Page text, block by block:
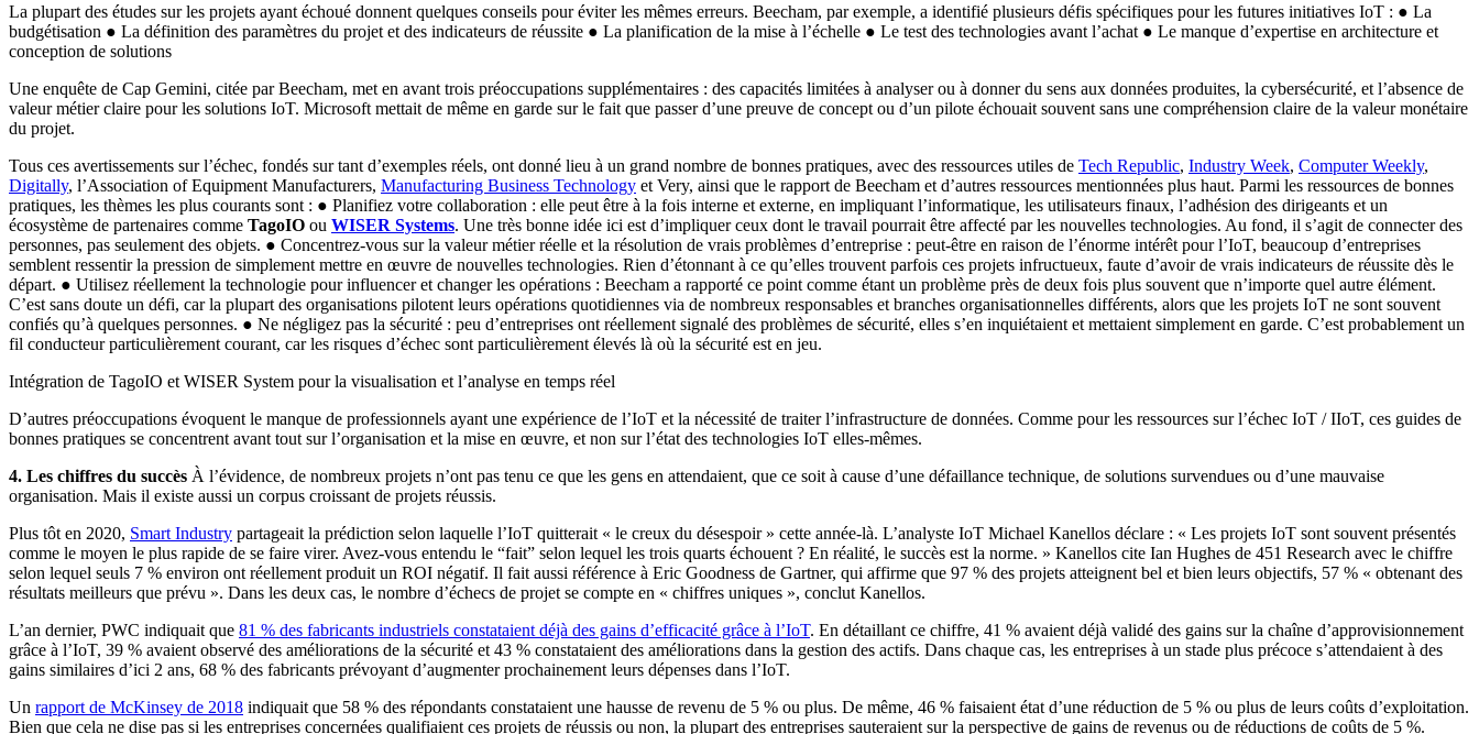
La plupart des études sur les projets ayant échoué donnent quelques conseils pour éviter les mêmes erreurs. Beecham, par exemple, a identifié plusieurs défis spécifiques pour les futures initiatives IoT : ● La
budgétisation ● La définition des paramètres du projet et des indicateurs de réussite ● La planification de la mise à l’échelle ● Le test des technologies avant l’achat ● Le manque d’expertise en architecture et
conception de solutions
Une enquête de Cap Gemini, citée par Beecham, met en avant trois préoccupations supplémentaires : des capacités limitées à analyser ou à donner du sens aux données produites, la cybersécurité, et l’absence de
valeur métier claire pour les solutions IoT. Microsoft mettait de même en garde sur le fait que passer d’une preuve de concept ou d’un pilote échouait souvent sans une compréhension claire de la valeur monétaire
du projet.
Tous ces avertissements sur l’échec, fondés sur tant d’exemples réels, ont donné lieu à un grand nombre de bonnes pratiques, avec des ressources utiles de Tech Republic, Industry Week, Computer Weekly,
Digitally, l’Association of Equipment Manufacturers, Manufacturing Business Technology et Very, ainsi que le rapport de Beecham et d’autres ressources mentionnées plus haut. Parmi les ressources de bonnes
pratiques, les thèmes les plus courants sont : ● Planifiez votre collaboration : elle peut être à la fois interne et externe, en impliquant l’informatique, les utilisateurs finaux, l’adhésion des dirigeants et un
écosystème de partenaires comme TagoIO ou WISER Systems. Une très bonne idée ici est d’impliquer ceux dont le travail pourrait être affecté par les nouvelles technologies. Au fond, il s’agit de connecter des
personnes, pas seulement des objets. ● Concentrez-vous sur la valeur métier réelle et la résolution de vrais problèmes d’entreprise : peut-être en raison de l’énorme intérêt pour l’IoT, beaucoup d’entreprises
semblent ressentir la pression de simplement mettre en œuvre de nouvelles technologies. Rien d’étonnant à ce qu’elles trouvent parfois ces projets infructueux, faute d’avoir de vrais indicateurs de réussite dès le
départ. ● Utilisez réellement la technologie pour influencer et changer les opérations : Beecham a rapporté ce point comme étant un problème près de deux fois plus souvent que n’importe quel autre élément.
C’est sans doute un défi, car la plupart des organisations pilotent leurs opérations quotidiennes via de nombreux responsables et branches organisationnelles différents, alors que les projets IoT ne sont souvent
confiés qu’à quelques personnes. ● Ne négligez pas la sécurité : peu d’entreprises ont réellement signalé des problèmes de sécurité, elles s’en inquiétaient et mettaient simplement en garde. C’est probablement un
fil conducteur particulièrement courant, car les risques d’échec sont particulièrement élevés là où la sécurité est en jeu.
Intégration de TagoIO et WISER System pour la visualisation et l’analyse en temps réel
D’autres préoccupations évoquent le manque de professionnels ayant une expérience de l’IoT et la nécessité de traiter l’infrastructure de données. Comme pour les ressources sur l’échec IoT / IIoT, ces guides de
bonnes pratiques se concentrent avant tout sur l’organisation et la mise en œuvre, et non sur l’état des technologies IoT elles-mêmes.
4. Les chiffres du succès À l’évidence, de nombreux projets n’ont pas tenu ce que les gens en attendaient, que ce soit à cause d’une défaillance technique, de solutions survendues ou d’une mauvaise
organisation. Mais il existe aussi un corpus croissant de projets réussis.
Plus tôt en 2020, Smart Industry partageait la prédiction selon laquelle l’IoT quitterait « le creux du désespoir » cette année-là. L’analyste IoT Michael Kanellos déclare : « Les projets IoT sont souvent présentés
comme le moyen le plus rapide de se faire virer. Avez-vous entendu le “fait” selon lequel les trois quarts échouent ? En réalité, le succès est la norme. » Kanellos cite Ian Hughes de 451 Research avec le chiffre
selon lequel seuls 7 % environ ont réellement produit un ROI négatif. Il fait aussi référence à Eric Goodness de Gartner, qui affirme que 97 % des projets atteignent bel et bien leurs objectifs, 57 % « obtenant des
résultats meilleurs que prévu ». Dans les deux cas, le nombre d’échecs de projet se compte en « chiffres uniques », conclut Kanellos.
L’an dernier, PWC indiquait que 81 % des fabricants industriels constataient déjà des gains d’efficacité grâce à l’IoT. En détaillant ce chiffre, 41 % avaient déjà validé des gains sur la chaîne d’approvisionnement
grâce à l’IoT, 39 % avaient observé des améliorations de la sécurité et 43 % constataient des améliorations dans la gestion des actifs. Dans chaque cas, les entreprises à un stade plus précoce s’attendaient à des
gains similaires d’ici 2 ans, 68 % des fabricants prévoyant d’augmenter prochainement leurs dépenses dans l’IoT.
Un rapport de McKinsey de 2018 indiquait que 58 % des répondants constataient une hausse de revenu de 5 % ou plus. De même, 46 % faisaient état d’une réduction de 5 % ou plus de leurs coûts d’exploitation.
Bien que cela ne dise pas si les entreprises concernées qualifiaient ces projets de réussis ou non, la plupart des entreprises sauteraient sur la perspective de gains de revenus ou de réductions de coûts de 5 %.